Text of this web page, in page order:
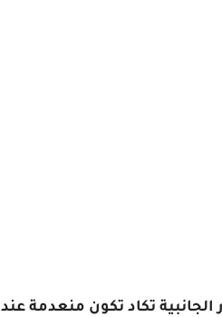
تكاد تكون منعدمة عند